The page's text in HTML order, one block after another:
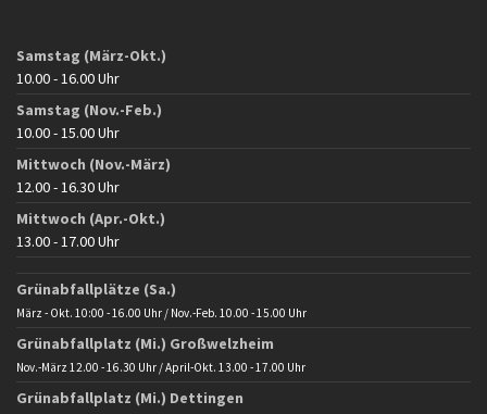
Samstag (März-Okt.)
10.00 - 16.00 Uhr
Samstag (Nov.-Feb.)
10.00 - 15.00 Uhr
Mittwoch (Nov.-März)
12.00 - 16.30 Uhr
Mittwoch (Apr.-Okt.)
13.00 - 17.00 Uhr
Grünabfallplätze (Sa.)
März - Okt. 10:00 - 16.00 Uhr / Nov.-Feb. 10.00 - 15.00 Uhr
Grünabfallplatz (Mi.) Großwelzheim
Nov.-März 12.00 - 16.30 Uhr / April-Okt. 13.00 - 17.00 Uhr
Grünabfallplatz (Mi.) Dettingen